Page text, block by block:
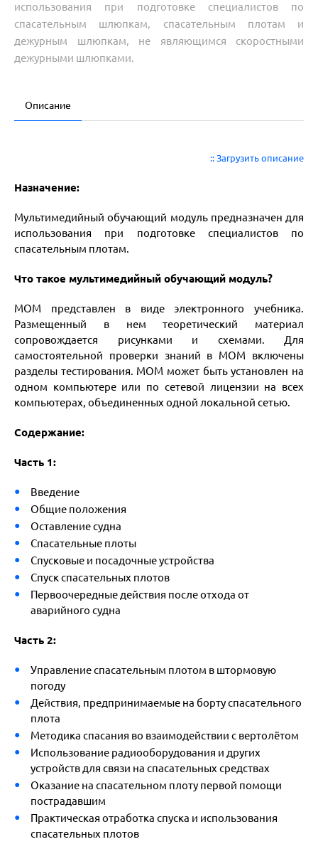
использования при подготовке специалистов по
спасательным шлюпкам, спасательным плотам и
дежурным шлюпкам, не являющимся скоростными
дежурными шлюпками.
Описание
:: Загрузить описание
Назначение:
Мультимедийный обучающий модуль предназначен для
использования при подготовке специалистов по
спасательным плотам.
Что такое мультимедийный обучающий модуль?
МОМ представлен в виде электронного учебника.
Размещенный в нем теоретический материал
сопровождается рисунками и схемами. Для
самостоятельной проверки знаний в МОМ включены
разделы тестирования. МОМ может быть установлен на
одном компьютере или по сетевой лицензии на всех
компьютерах, объединенных одной локальной сетью.
Содержание:
Часть 1:
Введение
Общие положения
Оставление судна
Спасательные плоты
Спусковые и посадочные устройства
Спуск спасательных плотов
Первоочередные действия после отхода от
аварийного судна
Часть 2:
Управление спасательным плотом в штормовую
погоду
Действия, предпринимаемые на борту спасательного
плота
Методика спасания во взаимодействии с вертолётом
Использование радиооборудования и других
устройств для связи на спасательных средствах
Оказание на спасательном плоту первой помощи
пострадавшим
Практическая отработка спуска и использования
спасательных плотов